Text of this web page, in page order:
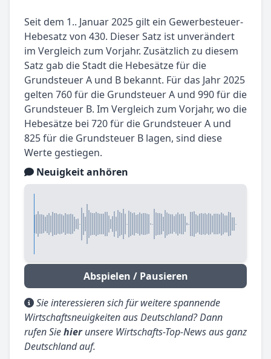
Seit dem 1.. Januar 2025 gilt ein Gewerbesteuer-
Hebesatz von 430. Dieser Satz ist unverändert
im Vergleich zum Vorjahr. Zusätzlich zu diesem
Satz gab die Stadt die Hebesätze für die
Grundsteuer A und B bekannt. Für das Jahr 2025
gelten 760 für die Grundsteuer A und 990 für die
Grundsteuer B. Im Vergleich zum Vorjahr, wo die
Hebesätze bei 720 für die Grundsteuer A und
825 für die Grundsteuer B lagen, sind diese
Werte gestiegen.
Neuigkeit anhören
Abspielen / Pausieren
Sie interessieren sich für weitere spannende
Wirtschaftsneuigkeiten aus Deutschland? Dann
rufen Siehierunsere Wirtschafts-Top-News aus ganz
Deutschland auf.